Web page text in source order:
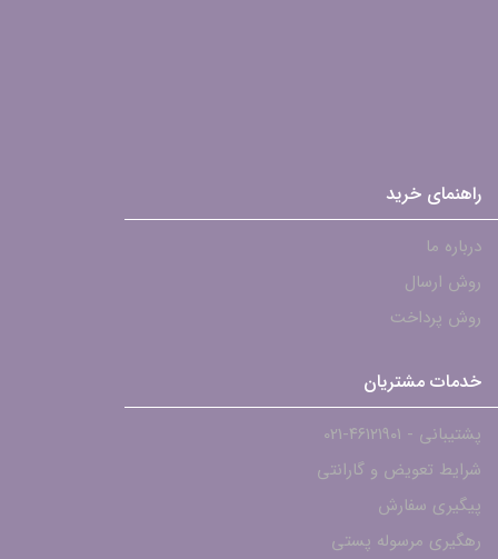
راهنمای خرید
درباره ما
روش ارسال
روش پرداخت
خدمات مشتریان
پشتیبانی - ۴۶۱۲۱۹۰۱-021
شرایط تعویض و گارانتی
پیگیری سفارش
رهگیری مرسوله پستی